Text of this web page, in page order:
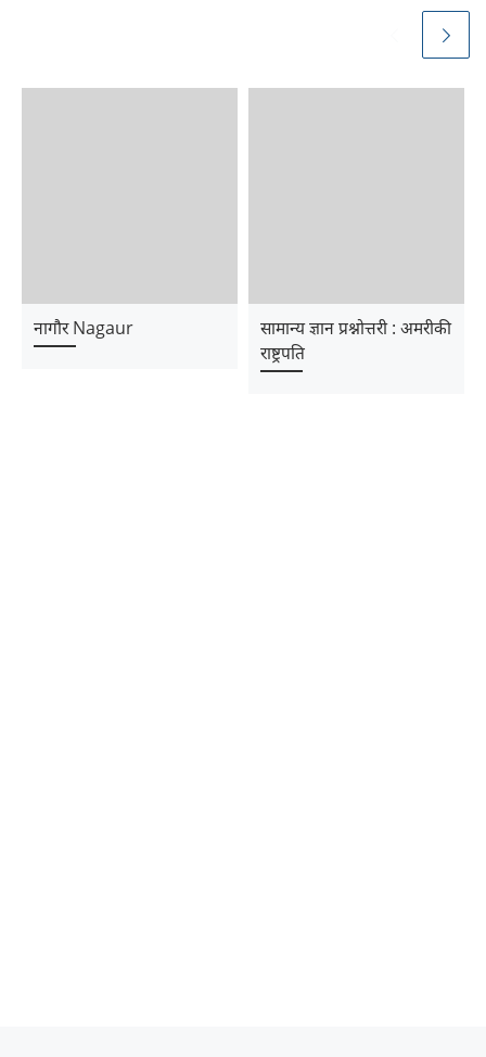
नागौर Nagaur
सामान्य ज्ञान प्रश्नोत्तरी : अमरीकी
राष्ट्रपति